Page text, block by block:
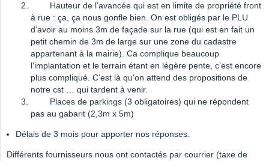
Hauteur de l’avancée qui est en limite de propriété front
à rue : ça, ça nous gonfle bien. On est obligés par le PLU
d’avoir au moins 3m de façade sur la rue (qui est en fait un
petit chemin de 3m de large sur une zone du cadastre
appartenant à la mairie). Ca complique beaucoup
l’implantation et le terrain étant en légère pente, c’est encore
plus compliqué. C’est là qu’on attend des propositions de
notre cst … qui tardent à venir.
Places de parkings (3 obligatoires) qui ne répondent
pas au gabarit (2,3m x 5m)
Délais de 3 mois pour apporter nos réponses.
Différents fournisseurs nous ont contactés par courrier (taxe de